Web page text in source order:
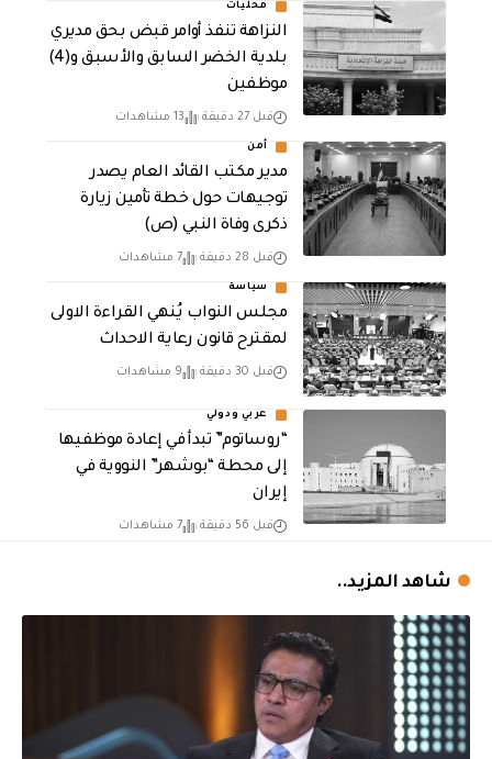
محليات
النزاهة تنفذ أوامر قبض بحق مديري
بلدية الخضر السابق والأسبق و(4)
موظفين
قبل 27 دقيقة 13 مشاهدات
أمن
مدير مكتب القائد العام يصدر
توجيهات حول خطة تأمين زيارة
ذكرى وفاة النبي (ص)
قبل 28 دقيقة 7 مشاهدات
سياسة
مجلس النواب يُنهي القراءة الاولى
لمقترح قانون رعاية الاحداث
قبل 30 دقيقة 9 مشاهدات
عربي ودولي
“روساتوم” تبدأ في إعادة موظفيها
إلى محطة “بوشهر” النووية في
إيران
قبل 56 دقيقة 7 مشاهدات
شاهد المزيد..